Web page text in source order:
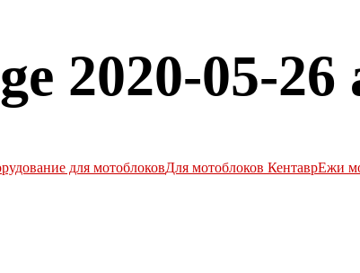
2020-05-26
для мотоблоковДля мотоблоков КентаврЕжи